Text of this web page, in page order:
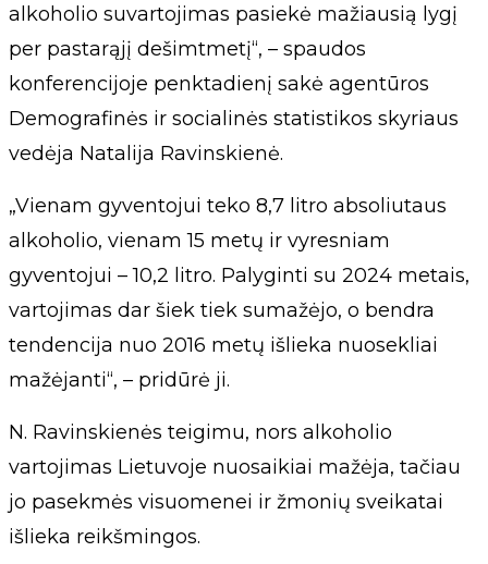
alkoholio suvartojimas pasiekė mažiausią lygį
per pastarąjį dešimtmetį“, – spaudos
konferencijoje penktadienį sakė agentūros
Demografinės ir socialinės statistikos skyriaus
vedėja Natalija Ravinskienė.
„Vienam gyventojui teko 8,7 litro absoliutaus
alkoholio, vienam 15 metų ir vyresniam
gyventojui – 10,2 litro. Palyginti su 2024 metais,
vartojimas dar šiek tiek sumažėjo, o bendra
tendencija nuo 2016 metų išlieka nuosekliai
mažėjanti“, – pridūrė ji.
N. Ravinskienės teigimu, nors alkoholio
vartojimas Lietuvoje nuosaikiai mažėja, tačiau
jo pasekmės visuomenei ir žmonių sveikatai
išlieka reikšmingos.